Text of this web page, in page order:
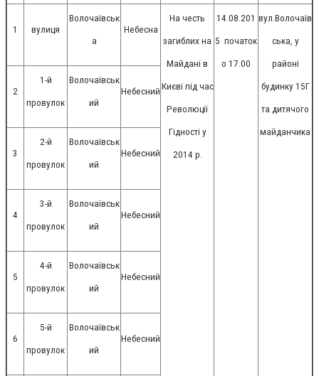
1 вулиця
Волочаївськ
а
Небесна
На честь
загиблих на
Майдані в
Києві під час
Революції
Гідності у
2014 р.
14.08.201
5 початок
о 17.00
вул.Волочаїв
ська, у
районі
будинку 15Г
та дитячого
майданчика
2
1-й
провулок
Волочаївськ
ий
Небесний
3
2-й
провулок
Волочаївськ
ий
Небесний
4
3-й
провулок
Волочаївськ
ий
Небесний
5
4-й
провулок
Волочаївськ
ий
Небесний
6
5-й
провулок
Волочаївськ
ий
Небесний